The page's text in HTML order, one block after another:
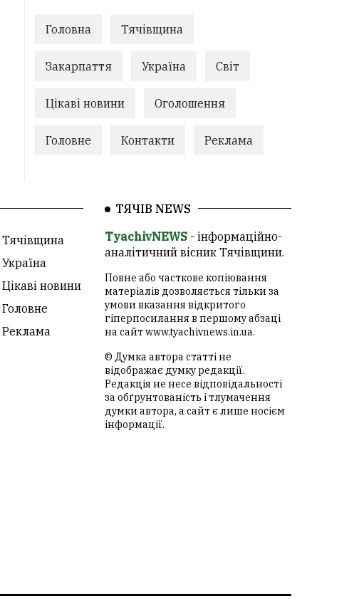
Головна Тячівщина
Закарпаття Україна Світ
Цікаві новини Оголошення
Головне Контакти Реклама
Тячівщина
Україна
Цікаві новини
Головне
Реклама
ТЯЧІВ NEWS
TyachivNEWS- інформаційно-
аналітичний вісник Тячівщини.
Повне або часткове копіювання
матеріалів дозволяється тільки за
умови вказання відкритого
гіперпосилання в першому абзаці
на сайт www.tyachivnews.in.ua.
© Думка автора статті не
відображає думку редакції.
Редакція не несе відповідальності
за обґрунтованість і тлумачення
думки автора, а сайт є лише носієм
інформації.